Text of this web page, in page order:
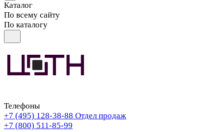
Каталог
По всему сайту
По каталогу
Телефоны
+7 (495) 128-38-88 Отдел продаж
+7 (800) 511-85-99